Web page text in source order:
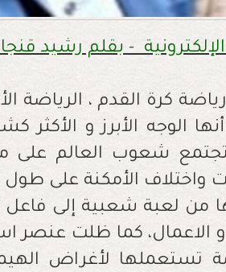
- بقلم رشيد
رياضة كرة القدم ،
الوجه الأبرز و الأكثر
شعوب العالم على
واختلاف الأمكنة على
من لعبة شعبية إلى فاعل
و الاعمال، كما ظلت
تستعملها لأغراض